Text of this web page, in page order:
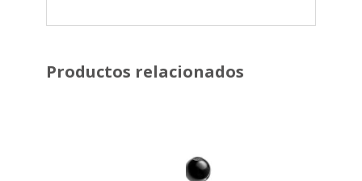
Productos relacionados